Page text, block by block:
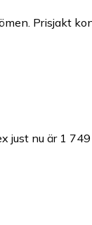
Prisjakt
just nu är 1 749